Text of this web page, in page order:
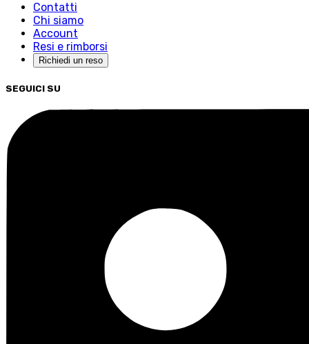
Contatti
Chi siamo
Account
Resi e rimborsi
Richiedi un reso
SEGUICI SU